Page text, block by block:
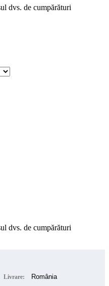
dvs. de cumpărături
dvs. de cumpărături
Livrare: